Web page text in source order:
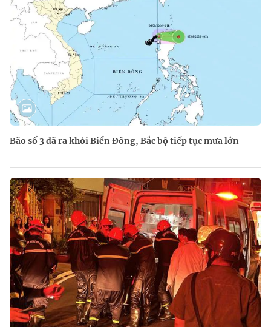
Bão số 3 đã ra khỏi Biển Đông, Bắc bộ tiếp tục mưa lớn